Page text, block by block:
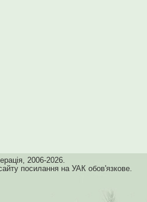
2006-2026.
посилання на УАК обов'язкове.